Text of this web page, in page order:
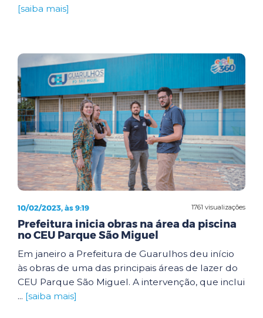
[saiba mais]
1761 visualizações
10/02/2023, às 9:19
Prefeitura inicia obras na área da piscina
no CEU Parque São Miguel
Em janeiro a Prefeitura de Guarulhos deu início
às obras de uma das principais áreas de lazer do
CEU Parque São Miguel. A intervenção, que inclui
... [saiba mais]